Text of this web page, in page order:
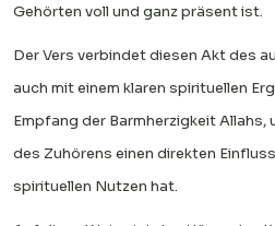
Gehörten voll und ganz präsent ist.
Der Vers verbindet diesen Akt des
auch mit einem klaren spirituellen
Empfang der Barmherzigkeit
des Zuhörens einen direkten
spirituellen Nutzen hat.